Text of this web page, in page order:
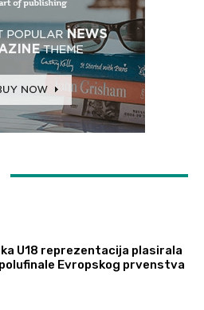
U18 reprezentacija plasirala
Evropskog prvenstva